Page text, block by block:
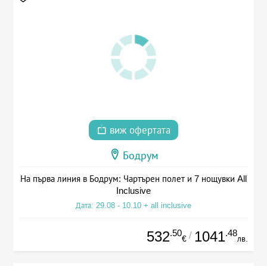
виж офертата
Бодрум
На първа линия в Бодрум: Чартърен полет и 7 нощувки All
Inclusive
Дата: 29.08 - 10.10 + all inclusive
532.50
€ / 1041.48
лв.